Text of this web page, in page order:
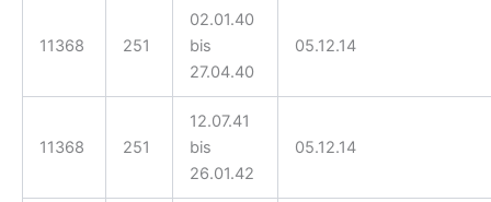
11368 251
02.01.40
bis
27.04.40
05.12.14
11368 251
12.07.41
bis
26.01.42
05.12.14